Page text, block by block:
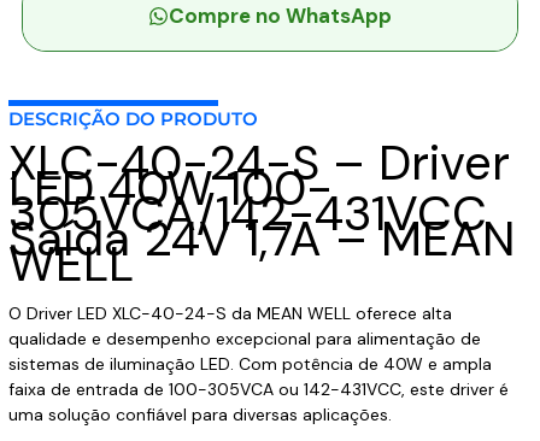
305VCA/142-
24V
1,7A
-
MEAN
WELL
quantidade
Compre no WhatsApp
DESCRIÇÃO DO PRODUTO
XLC-40-24-S – Driver
LED 40W 100-
305VCA/142-431VCC
Saída 24V 1,7A – MEAN
WELL
O Driver LED XLC-40-24-S da MEAN WELL oferece alta
qualidade e desempenho excepcional para alimentação de
sistemas de iluminação LED. Com potência de 40W e ampla
faixa de entrada de 100-305VCA ou 142-431VCC, este driver é
uma solução confiável para diversas aplicações.